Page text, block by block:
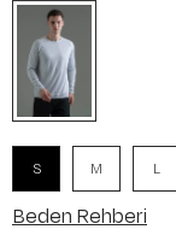
S M L
Beden Rehberi